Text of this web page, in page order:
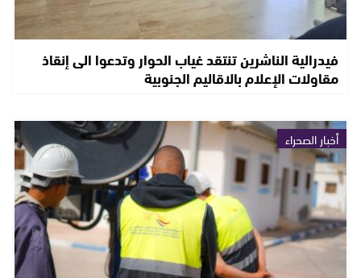
فيدرالية الناشرين تنتقد غياب الحوار وتدعوا الى إنقاذ
مقاولات الإعلام بالاقاليم الجنوبية
أخبار الصحراء